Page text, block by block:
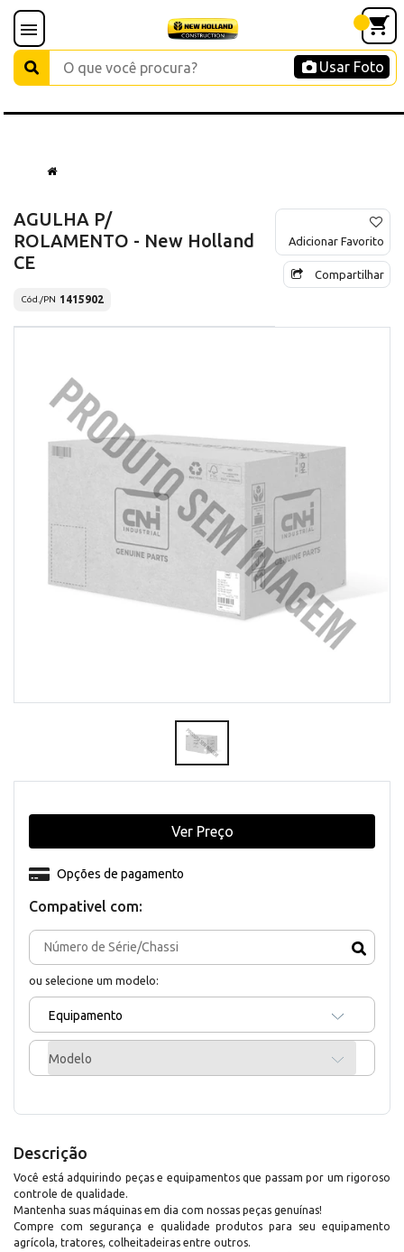
Usar Foto
AGULHA P/
ROLAMENTO - New Holland
CE
Cód./PN 1415902
Adicionar Favorito
Compartilhar
Compativel com:
ou selecione um modelo:
Equipamento
Modelo
Opções de pagamento
Ver Preço
Descrição
Você está adquirindo peças e equipamentos que passam por um rigoroso
controle de qualidade.
Mantenha suas máquinas em dia com nossas peças genuínas!
Compre com segurança e qualidade produtos para seu equipamento
agrícola, tratores, colheitadeiras entre outros.